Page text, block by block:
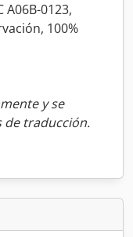
0123,
100%
y se
traducción.